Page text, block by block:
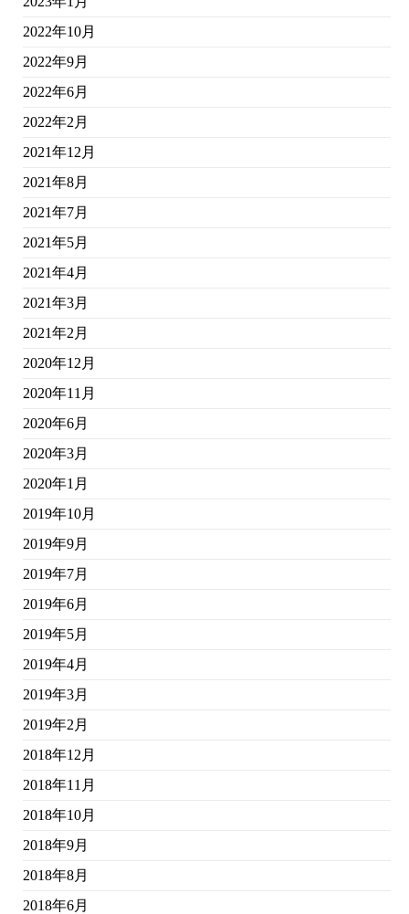
2022年10月
2022年9月
2022年6月
2022年2月
2021年12月
2021年8月
2021年7月
2021年5月
2021年4月
2021年3月
2021年2月
2020年12月
2020年11月
2020年6月
2020年3月
2020年1月
2019年10月
2019年9月
2019年7月
2019年6月
2019年5月
2019年4月
2019年3月
2019年2月
2018年12月
2018年11月
2018年10月
2018年9月
2018年8月
2018年6月